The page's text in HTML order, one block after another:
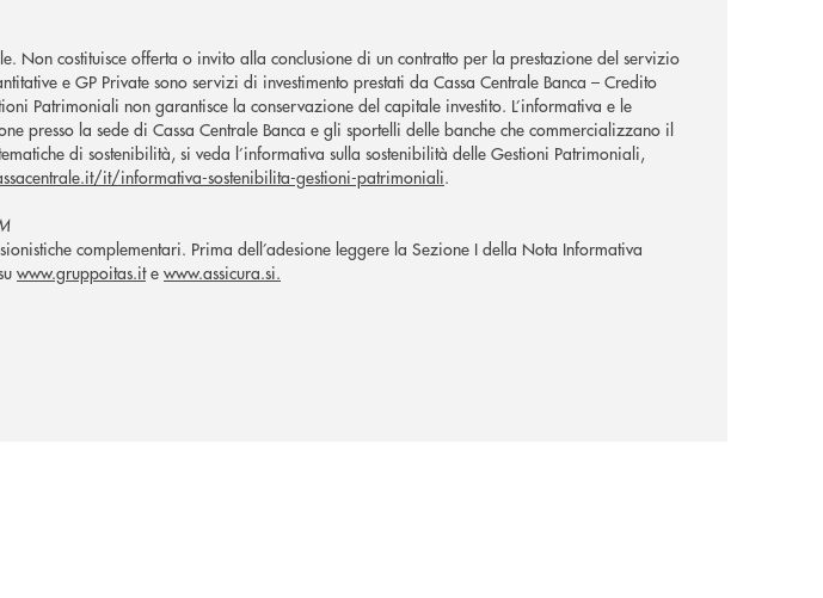
Non costituisce offerta o invito alla conclusione di un contratto per la prestazione del servizio
e GP Private sono servizi di investimento prestati da Cassa Centrale Banca – Credito
Patrimoniali non garantisce la conservazione del capitale investito. L’informativa e le
presso la sede di Cassa Centrale Banca e gli sportelli delle banche che commercializzano il
di sostenibilità, si veda l’informativa sulla sostenibilità delle Gestioni Patrimoniali,
it/informativa-sostenibilita-gestioni-patrimoniali.
complementari. Prima dell’adesione leggere la Sezione I della Nota Informativa
www.gruppoitas.ite www.assicura.si.